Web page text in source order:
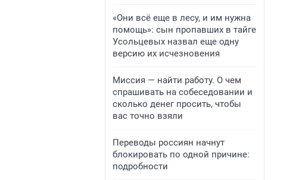
«Они всё еще в лесу, и им нужна
помощь»: сын пропавших в тайге
Усольцевых назвал еще одну
версию их исчезновения
Миссия — найти работу. О чем
спрашивать на собеседовании и
сколько денег просить, чтобы
вас точно взяли
Переводы россиян начнут
блокировать по одной причине:
подробности